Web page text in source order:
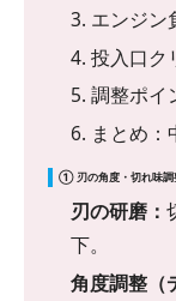
3. エンジン
4. 投入口ク
5. 調整ポイ
6. まとめ：
① 刃の角度・切れ味調
刃の研磨：
下。
角度調整（